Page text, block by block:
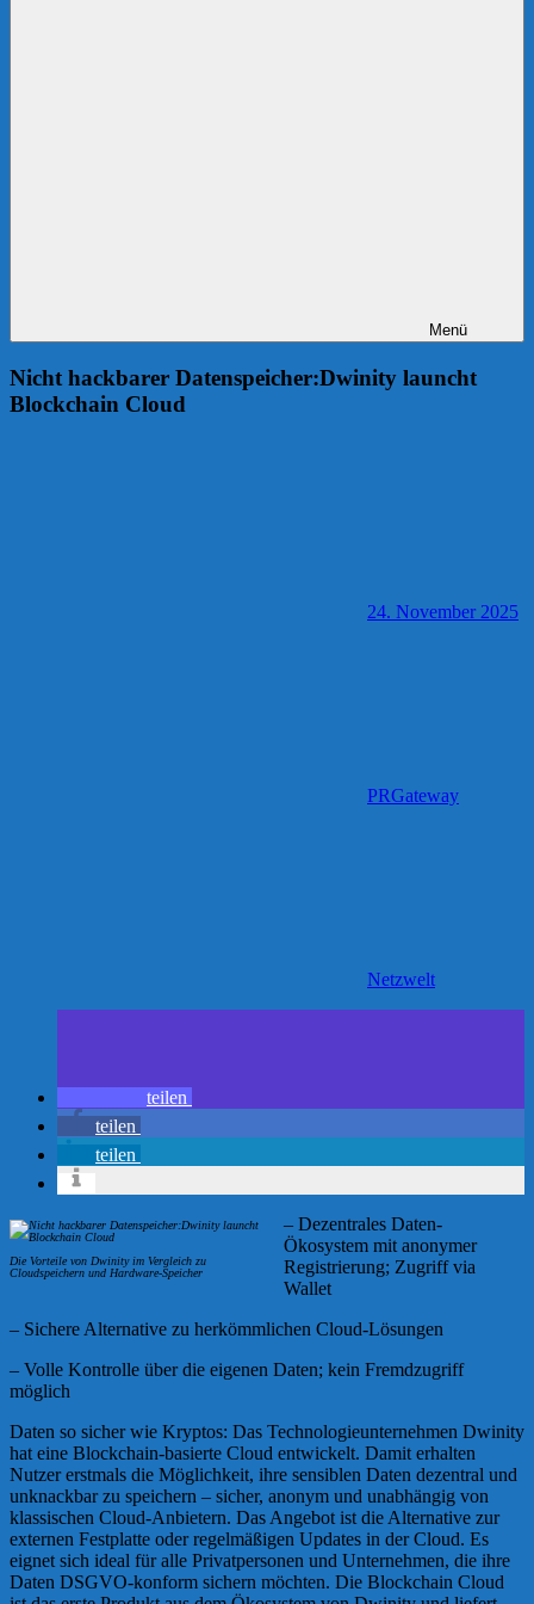
Menü
Nicht hackbarer Datenspeicher:Dwinity launcht
Blockchain Cloud
24. November 2025
PRGateway
Netzwelt
teilen
teilen
teilen
Die Vorteile von Dwinity im Vergleich zu
Cloudspeichern und Hardware-Speicher
– Dezentrales Daten-
Ökosystem mit anonymer
Registrierung; Zugriff via
Wallet
– Sichere Alternative zu herkömmlichen Cloud-Lösungen
– Volle Kontrolle über die eigenen Daten; kein Fremdzugriff
möglich
Daten so sicher wie Kryptos: Das Technologieunternehmen Dwinity
hat eine Blockchain-basierte Cloud entwickelt. Damit erhalten
Nutzer erstmals die Möglichkeit, ihre sensiblen Daten dezentral und
unknackbar zu speichern – sicher, anonym und unabhängig von
klassischen Cloud-Anbietern. Das Angebot ist die Alternative zur
externen Festplatte oder regelmäßigen Updates in der Cloud. Es
eignet sich ideal für alle Privatpersonen und Unternehmen, die ihre
Daten DSGVO-konform sichern möchten. Die Blockchain Cloud